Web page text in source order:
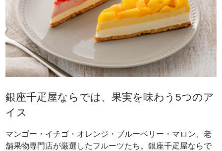
銀座千疋屋ならでは、果実を味わう5つのア
イス
マンゴー・イチゴ・オレンジ・ブルーベリー・マロン、老
舗果物専門店が厳選したフルーツたち。銀座千疋屋ならで